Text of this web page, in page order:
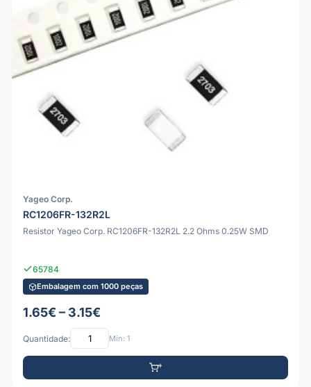
Yageo Corp.
RC1206FR-132R2L
Resistor Yageo Corp. RC1206FR-132R2L 2.2 Ohms 0.25W SMD
65784
Embalagem com 1000 peças
1.65€ – 3.15€
Quantidade: Mín: 1